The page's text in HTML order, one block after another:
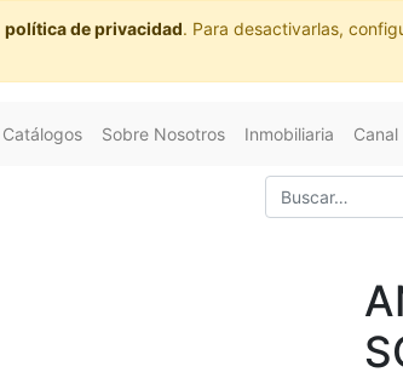
política de privacidad. Para desactivarlas,
Catálogos Sobre Nosotros Inmobiliaria